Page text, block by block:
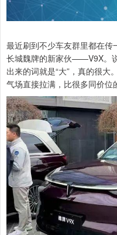
最近刷到不少车友群里都在
长城魏牌的新家伙——V9X。
出来的词就是“大”，真的很大
气场直接拉满，比很多同价位